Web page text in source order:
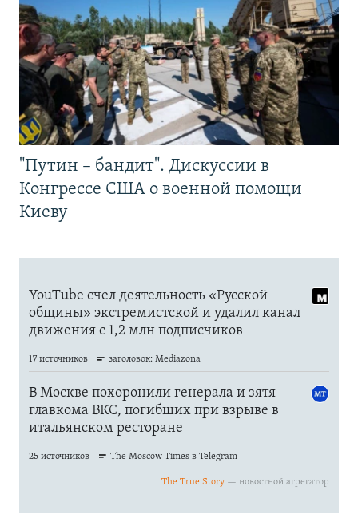
"Путин – бандит". Дискуссии в
Конгрессе США о военной помощи
Киеву